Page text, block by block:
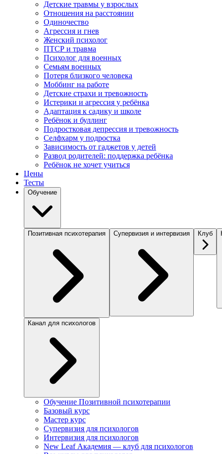
Детские травмы у взрослых
Отношения на расстоянии
Одиночество
Агрессия и гнев
Женский психолог
ПТСР и травма
Психолог для военных
Семьям военных
Потеря близкого человека
Моббинг на работе
Детские страхи и тревожность
Истерики и агрессия у ребёнка
Адаптация к садику и школе
Ребёнок и буллинг
Подростковая депрессия и тревожность
Селфхарм у подростка
Зависимость от гаджетов у детей
Развод родителей: поддержка ребёнка
Ребёнок не хочет учиться
Цены
Тесты
Обучение
Позитивная психотерапия Супервизия и интервизия Клуб
Канал для психологов
Обучение Позитивной психотерапии
Базовый курс
Мастер курс
Супервизия для психологов
Интервизия для психологов
New Leaf Академия — клуб для психологов